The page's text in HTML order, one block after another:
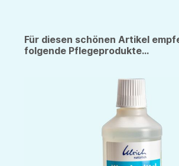
Für diesen schönen Artikel
folgende Pflegeprodukte...